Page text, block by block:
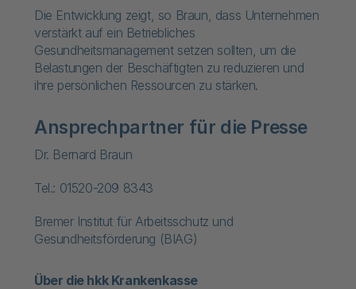
Die Entwicklung zeigt, so Braun, dass Unternehmen
verstärkt auf ein Betriebliches
Gesundheitsmanagement setzen sollten, um die
Belastungen der Beschäftigten zu reduzieren und
ihre persönlichen Ressourcen zu stärken.
Ansprechpartner für die Presse
Dr. Bernard Braun
Tel.: 01520-209 8343
Bremer Institut für Arbeitsschutz und
Gesundheitsförderung (BIAG)
Über die hkk Krankenkasse